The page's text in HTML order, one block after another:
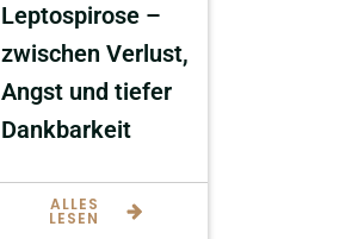
Leptospirose –
zwischen Verlust,
Angst und tiefer
Dankbarkeit
ALLES
LESEN